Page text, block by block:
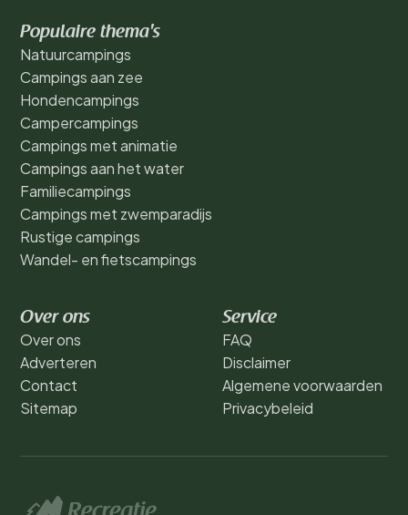
Populaire thema's
Natuurcampings
Campings aan zee
Hondencampings
Campercampings
Campings met animatie
Campings aan het water
Familiecampings
Campings met zwemparadijs
Rustige campings
Wandel- en fietscampings
Over ons
Over ons
Adverteren
Contact
Sitemap
Service
FAQ
Disclaimer
Algemene voorwaarden
Privacybeleid